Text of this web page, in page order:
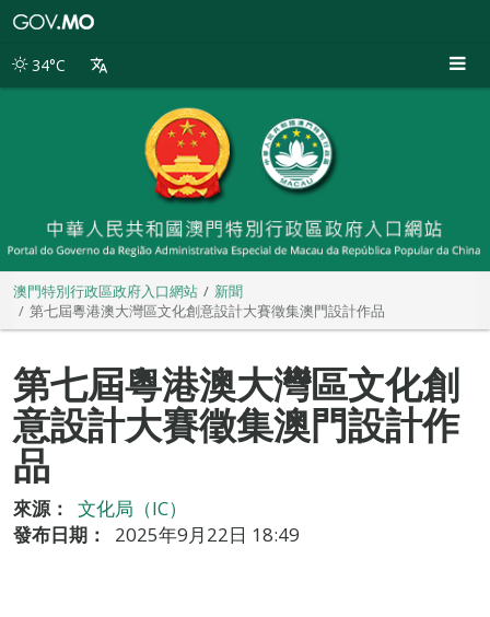
別
34°C
澳門特別行政區政府入口網站
新聞
第七屆粵港澳大灣區文化創意設計大賽徵集澳門設計作品
第七屆粵港澳大灣區文化創
意設計大賽徵集澳門設計作
品
來源：
文化局（IC）
發布日期：
2025年9月22日 18:49